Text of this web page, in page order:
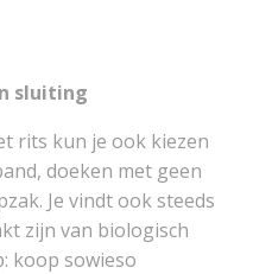
sluiting
rits kun je ook kiezen
doeken met geen
Je vindt ook steeds
zijn van biologisch
koop sowieso